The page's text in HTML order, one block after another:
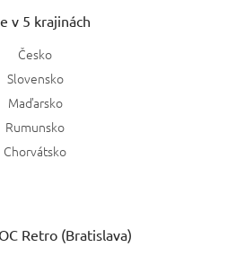
v 5 krajinách
Česko
Slovensko
Maďarsko
Rumunsko
Chorvátsko
Retro (Bratislava)